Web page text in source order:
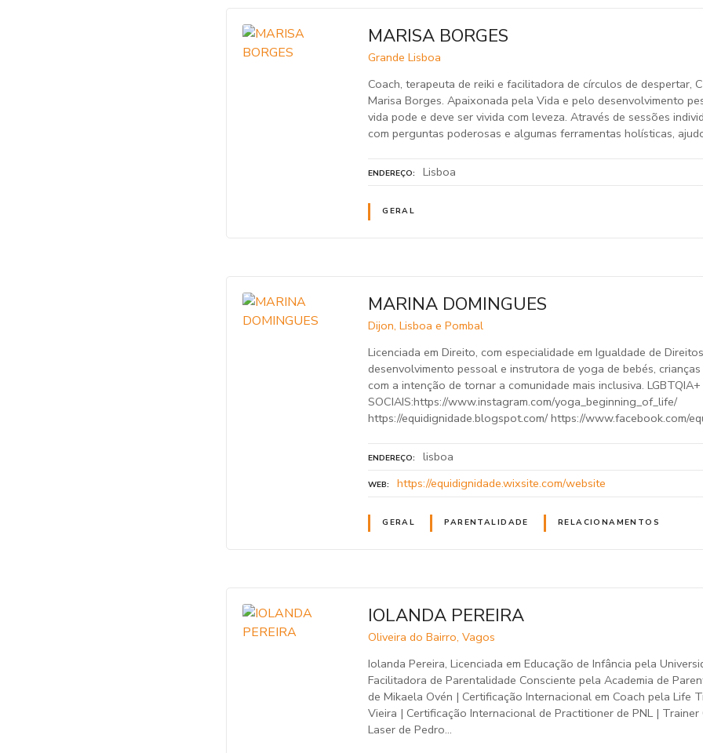
MARISA BORGES
Grande Lisboa
Coach, terapeuta de reiki e facilitadora de círculos de despertar,
Marisa Borges. Apaixonada pela Vida e pelo desenvolvimento
vida pode e deve ser vivida com leveza. Através de sessões
com perguntas poderosas e algumas ferramentas holísticas,
ENDEREÇO Lisboa
GERAL
MARINA DOMINGUES
Dijon, Lisboa e Pombal
Licenciada em Direito, com especialidade em Igualdade de
desenvolvimento pessoal e instrutora de yoga de bebés,
com a intenção de tornar a comunidade mais inclusiva. LGBTQIA+
SOCIAIS:https://www.instagram.com/yoga_beginning_of_life/
https://equidignidade.blogspot.com/ https://www.facebook.com/
ENDEREÇO lisboa
WEB https://equidignidade.wixsite.com/website
GERAL PARENTALIDADE RELACIONAMENTOS
IOLANDA PEREIRA
Oliveira do Bairro, Vagos
Iolanda Pereira, Licenciada em Educação de Infância pela
Facilitadora de Parentalidade Consciente pela Academia de
de Mikaela Ovén | Certificação Internacional em Coach pela Life
Vieira | Certificação Internacional de Practitioner de PNL |
Laser de Pedro…